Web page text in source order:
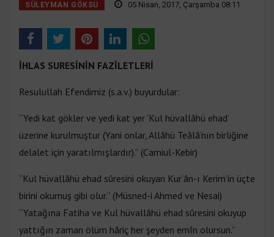
SÜLEYMAN GÖKSU 05 Nisan, 2017, Çarşamba 08:11
İHLAS SURESİNİN FAZİLETLERİ
Resulullah Efendimiz (s.a.v.) buyurdular:
“Yedi kat gökler ve yedi kat yer ‘Kul hüvallâhü ehad’
üzerine kurulmuştur (Yani onlar, Allâhü Teâlâ’nın birliğine
delalet için yaratılmışlardır).” (Camiul-Kebir)
“Kul hüvallâhü ehad sûresini okuyan Kur’ân-ı Kerim’in üçte
birini okumuş gibi olur.” (Müsned-i Ahmed ve Nesai)
“Yatağına Fatiha ve Kul hüvallâhü ehad sûresini okuyup
yattığın zaman ölüm hâriç her şeyden emîn olursun.”